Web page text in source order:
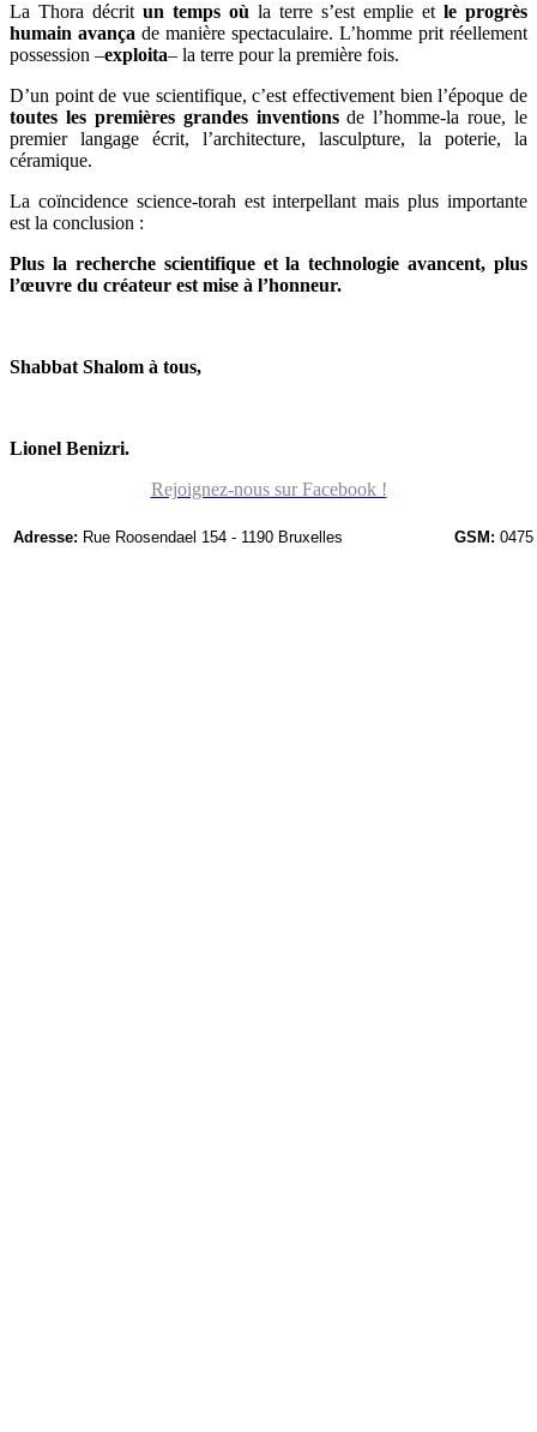
La Thora décrit un temps où la terre s’est emplie et le progrès
humain avança de manière spectaculaire. L’homme prit réellement
possession –exploita– la terre pour la première fois.
D’un point de vue scientifique, c’est effectivement bien l’époque de
toutes les premières grandes inventionsde l’homme-la roue, le
premier langage écrit, l’architecture, lasculpture, la poterie, la
céramique.
La coïncidence science-torah est interpellant mais plus importante
est la conclusion :
Plus la recherche scientifique et la technologie avancent, plus
l’œuvre du créateur est mise à l’honneur.
Shabbat Shalom à tous,
Lionel Benizri.
Rejoignez-nous sur Facebook !
Adresse: Rue Roosendael 154 - 1190 Bruxelles GSM: